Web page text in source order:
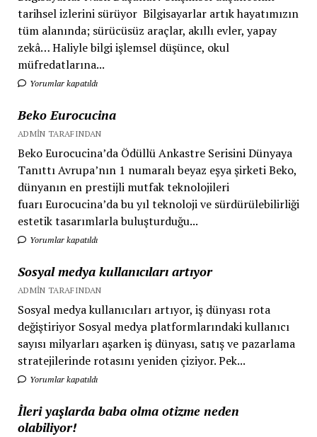
tarihsel izlerini sürüyor Bilgisayarlar artık hayatımızın
tüm alanında; sürücüsüz araçlar, akıllı evler, yapay
zekâ… Haliyle bilgi işlemsel düşünce, okul
müfredatlarına...
Yorumlar kapatıldı
Beko Eurocucina
ADMIN TARAFINDAN
Beko Eurocucina’da Ödüllü Ankastre Serisini Dünyaya
Tanıttı Avrupa’nın 1 numaralı beyaz eşya şirketi Beko,
dünyanın en prestijli mutfak teknolojileri
fuarı Eurocucina’da bu yıl teknoloji ve sürdürülebilirliği
estetik tasarımlarla buluşturduğu...
Yorumlar kapatıldı
Sosyal medya kullanıcıları artıyor
ADMIN TARAFINDAN
Sosyal medya kullanıcıları artıyor, iş dünyası rota
değiştiriyor Sosyal medya platformlarındaki kullanıcı
sayısı milyarları aşarken iş dünyası, satış ve pazarlama
stratejilerinde rotasını yeniden çiziyor. Pek...
Yorumlar kapatıldı
İleri yaşlarda baba olma otizme neden
olabiliyor!